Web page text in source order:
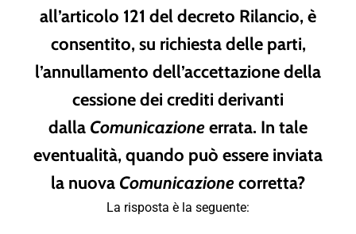
all’articolo 121 del decreto Rilancio, è
consentito, su richiesta delle parti,
l’annullamento dell’accettazione della
cessione dei crediti derivanti
dalla Comunicazioneerrata. In tale
eventualità, quando può essere inviata
la nuova Comunicazionecorretta?
La risposta è la seguente: